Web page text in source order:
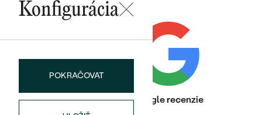
Wave kolekcia
OBJAVIŤ
OBJAVIŤ
Konfigurácia
POKRAČOVAT
Heuréka recenzieGoogle recenzie